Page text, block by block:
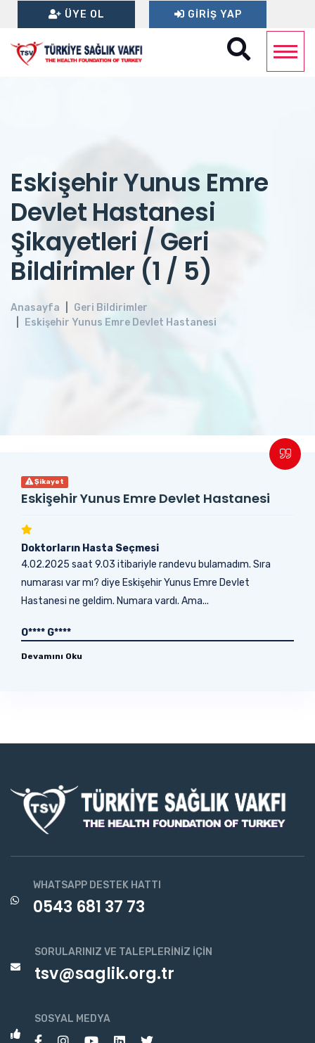
ÜYE OL GIRIŞ YAP
Eskişehir Yunus Emre
Devlet Hastanesi
Şikayetleri / Geri
Bildirimler (1 / 5)
Anasayfa
Geri Bildirimler
Eskişehir Yunus Emre Devlet Hastanesi
Şikayet
Eskişehir Yunus Emre Devlet Hastanesi
Doktorların Hasta Seçmesi
4.02.2025 saat 9.03 itibariyle randevu bulamadım. Sıra
numarası var mı? diye Eskişehir Yunus Emre Devlet
Hastanesi ne geldim. Numara vardı. Ama...
O**** G****
Devamını Oku
WHATSAPP DESTEK HATTI
0543 681 37 73
SORULARINIZ VE TALEPLERINIZ İÇIN
tsv@saglik.org.tr
SOSYAL MEDYA